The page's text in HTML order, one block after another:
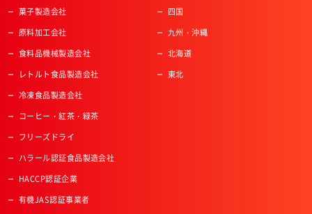
菓子製造会社
原料加工会社
食料品機械製造会社
レトルト食品製造会社
冷凍食品製造会社
コーヒー・紅茶・緑茶
フリーズドライ
ハラール認証食品製造会社
HACCP認証企業
有機JAS認証事業者
四国
九州・沖縄
北海道
東北